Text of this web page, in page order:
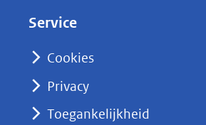
nieuw
Service
Cookies
Privacy
Toegankelijkheid